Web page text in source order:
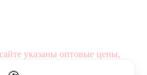
указаны оптовые цены,
от 3000 рублей.